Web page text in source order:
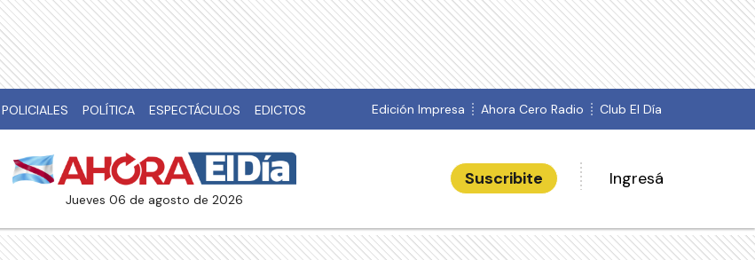
POLICIALES POLÍTICA ESPECTÁCULOS EDICTOS Edición Impresa Ahora Cero Radio Club El Día
jueves 06 de agosto de 2026
Suscribite Ingresá